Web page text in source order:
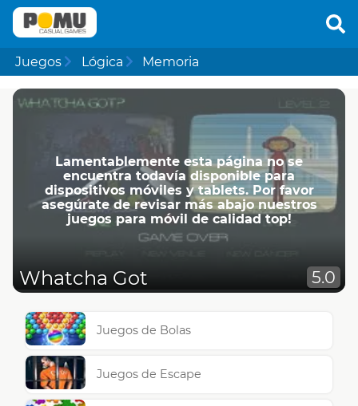
Juegos Lógica Memoria
Lamentablemente esta página no se
encuentra todavía disponible para
dispositivos móviles y tablets. Por favor
asegúrate de revisar más abajo nuestros
juegos para móvil de calidad top!
Whatcha Got 5.0
Juegos de Bolas
Juegos de Escape